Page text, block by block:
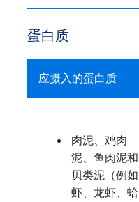
蛋白质
应摄入的蛋白质
肉泥、鸡肉
泥、鱼肉泥和
贝类泥（例如
虾、龙虾、蛤